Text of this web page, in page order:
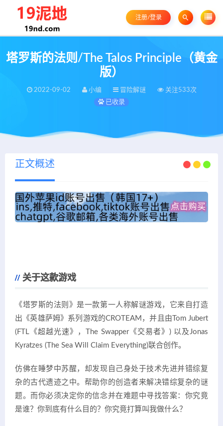
注册/登录
塔罗斯的法则/The Talos Principle（黄金
版）
2022-09-02 小编 冒险解谜
关注533次
已收录
正文概述
关于这款游戏
《塔罗斯的法则》是一款第一人称解谜游戏，它来自打造
出《英雄萨姆》系列游戏的CROTEAM，并且由Tom Jubert
(FTL《超越光速》，The Swapper《交易者》) 以及Jonas
Kyratzes (The Sea Will Claim Everything)联合创作。
仿佛在睡梦中苏醒，却发现自己身处于技术先进并错综复
杂的古代遗迹之中。帮助你的创造者来解决错综复杂的谜
题。而你必须决定你的信念并在难题中寻找答案：你究竟
是谁？你到底有什么目的？你究竟打算叫我做什么？